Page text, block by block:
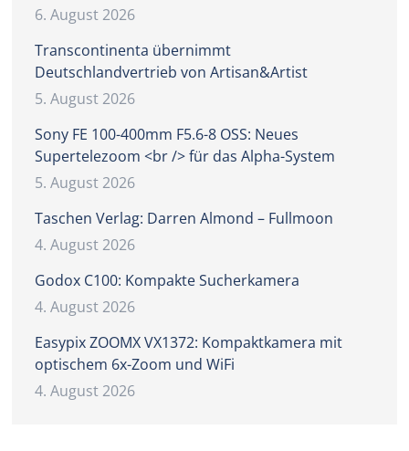
6. August 2026
Transcontinenta übernimmt
Deutschlandvertrieb von Artisan&Artist
5. August 2026
Sony FE 100-400mm F5.6-8 OSS: Neues
Supertelezoom <br /> für das Alpha-System
5. August 2026
Taschen Verlag: Darren Almond – Fullmoon
4. August 2026
Godox C100: Kompakte Sucherkamera
4. August 2026
Easypix ZOOMX VX1372: Kompaktkamera mit
optischem 6x-Zoom und WiFi
4. August 2026